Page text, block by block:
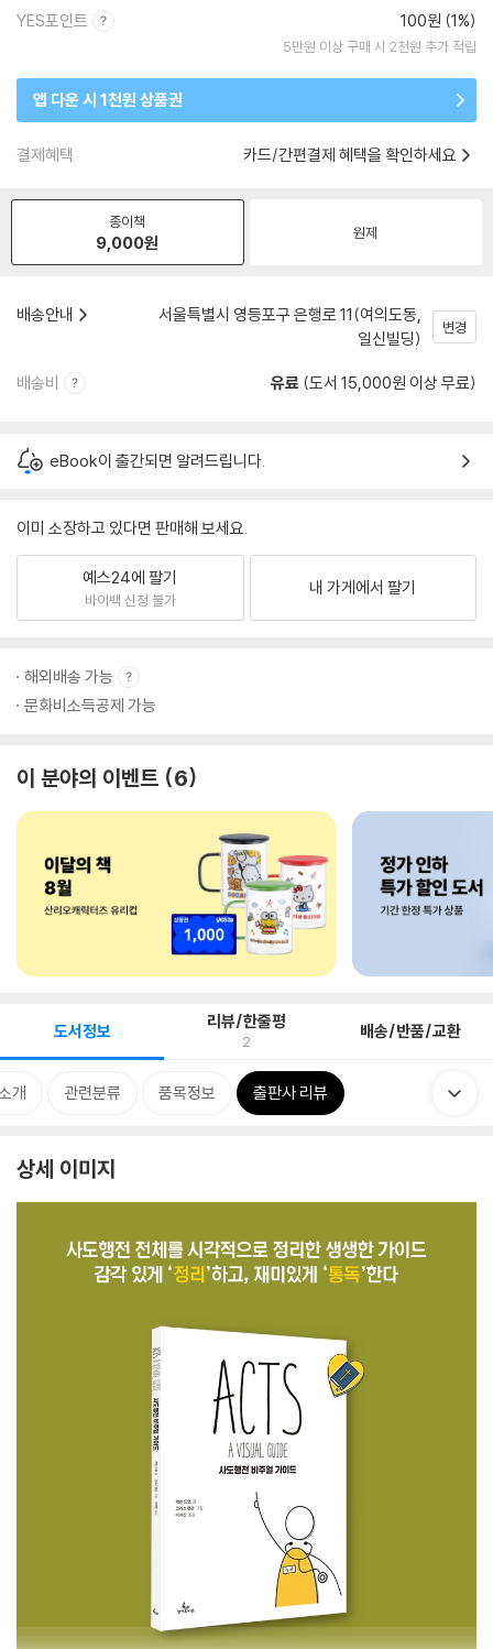
YES포인트 100원 (1%)
5만원 이상 구매 시 2천원 추가 적립
앱 다운 시 1천원 상품권
결제혜택 카드/간편결제 혜택을 확인하세요
종이책
9,000원 원제
배송안내
서울특별시 영등포구 은행로 11(여의도동,
일신빌딩)
변경
배송비 유료 (도서 15,000원 이상 무료)
eBook이 출간되면 알려드립니다.
이미 소장하고 있다면 판매해 보세요.
예스24에 팔기
바이백 신청 불가
내 가게에서 팔기
해외배송 가능
문화비소득공제 가능
이 분야의 이벤트 6
도서정보 리뷰/한줄평
2 배송/반품/교환
개 관련분류 품목정보 출판사 리뷰
상세 이미지